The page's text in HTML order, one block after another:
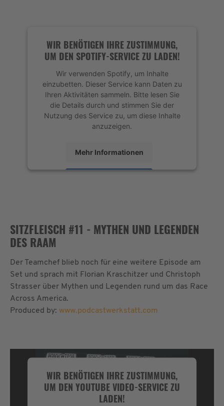
WIR BENÖTIGEN IHRE ZUSTIMMUNG,
UM DEN SPOTIFY-SERVICE ZU LADEN!
Wir verwenden Spotify, um Inhalte
einzubetten. Dieser Service kann Daten zu
Ihren Aktivitäten sammeln. Bitte lesen Sie
die Details durch und stimmen Sie der
Nutzung des Service zu, um diese Inhalte
anzuzeigen.
Mehr Informationen
SITZFLEISCH #11 - MYTHEN UND LEGENDEN
DES RAAM
Der Teamchef blieb noch für eine weitere Episode am
Set und sprach mit Florian Kraschitzer und Christoph
Strasser über Mythen und Legenden rund um das Race
Across America.
Produced by: www.podcastwerkstatt.com
WIR BENÖTIGEN IHRE ZUSTIMMUNG,
UM DEN YOUTUBE VIDEO-SERVICE ZU
LADEN!